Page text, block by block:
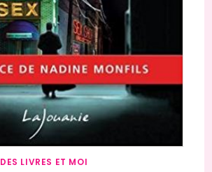
DES LIVRES ET MOI